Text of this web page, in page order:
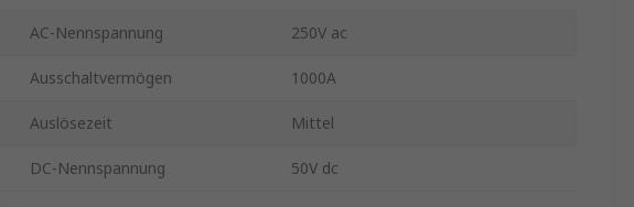
AC-Nennspannung 250V ac
Ausschaltvermögen 1000A
Auslösezeit Mittel
DC-Nennspannung 50V dc